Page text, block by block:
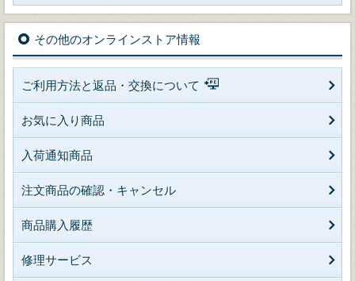
その他のオンラインストア情報
ご利用方法と返品・交換について
お気に入り商品
入荷通知商品
注文商品の確認・キャンセル
商品購入履歴
修理サービス